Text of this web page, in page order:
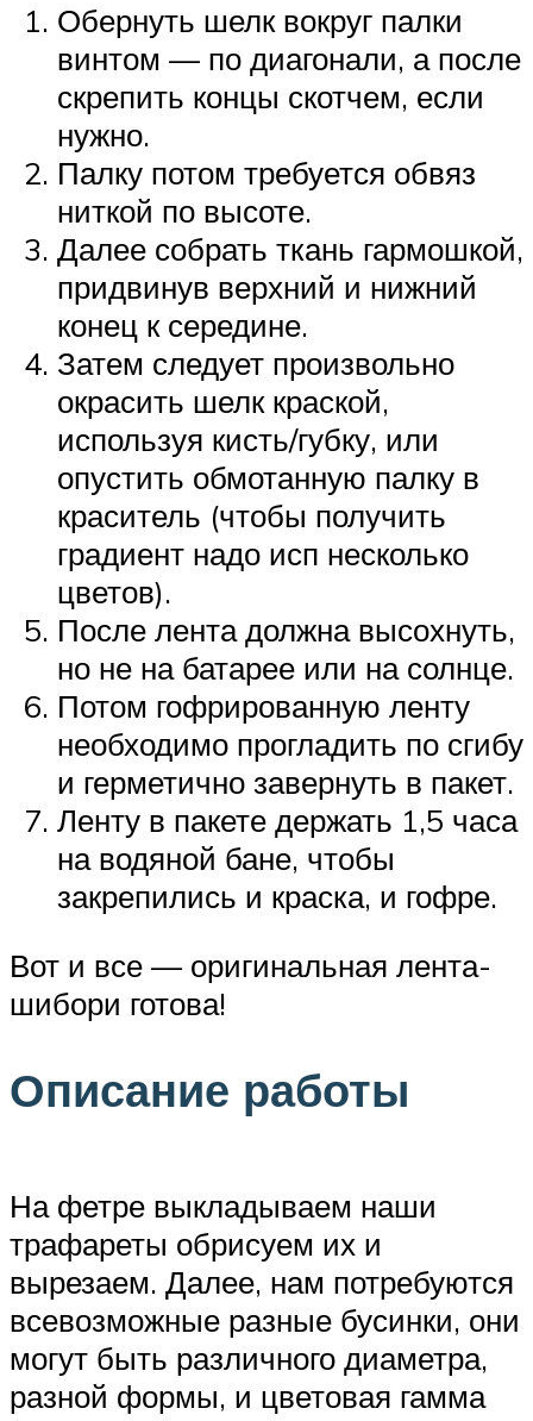
Обернуть шелк вокруг палки
винтом — по диагонали, а после
скрепить концы скотчем, если
нужно.
Палку потом требуется обвяз
ниткой по высоте.
Далее собрать ткань гармошкой,
придвинув верхний и нижний
конец к середине.
Затем следует произвольно
окрасить шелк краской,
используя кисть/губку, или
опустить обмотанную палку в
краситель (чтобы получить
градиент надо исп несколько
цветов).
После лента должна высохнуть,
но не на батарее или на солнце.
Потом гофрированную ленту
необходимо прогладить по сгибу
и герметично завернуть в пакет.
Ленту в пакете держать 1,5 часа
на водяной бане, чтобы
закрепились и краска, и гофре.
Вот и все — оригинальная лента-
шибори готова!
Описание работы
На фетре выкладываем наши
трафареты обрисуем их и
вырезаем. Далее, нам потребуются
всевозможные разные бусинки, они
могут быть различного диаметра,
разной формы, и цветовая гамма